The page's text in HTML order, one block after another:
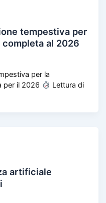
tempestiva per
al 2026
per la
per il 2026
Lettura di
artificiale